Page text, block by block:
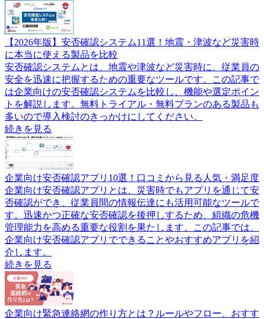
【2026年版】安否確認システム11選！地震・津波など災害時
に本当に使える製品を比較
安否確認システムとは、地震や津波など災害時に、従業員の
安全を迅速に把握するための重要なツールです。この記事で
は企業向けの安否確認システムを比較し、機能や選定ポイン
トを解説します。無料トライアル・無料プランのある製品も
多いので導入検討のきっかけにしてください。
続きを見る
企業向け安否確認アプリ10選！口コミから見る人気・満足度
企業向け安否確認アプリとは、災害時でもアプリを通じて安
否確認ができ、従業員間の情報伝達にも活用可能なツールで
す。迅速かつ正確な安否確認を後押しするため、組織の危機
管理能力を高める重要な役割を果たします。この記事では、
企業向け安否確認アプリでできることやおすすめアプリを紹
介します。
続きを見る
企業向け緊急連絡網の作り方とは？ルールやフロー、おすす